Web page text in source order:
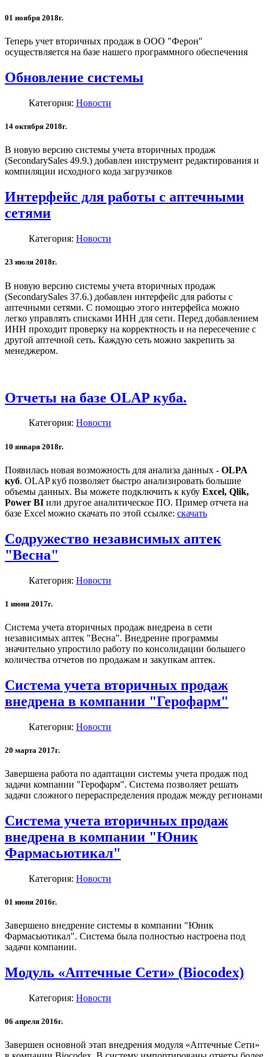
01 ноября 2018г.
Теперь учет вторичных продаж в ООО "Ферон"
осуществляется на базе нашего программного обеспечения
Обновление системы
Категория: Новости
14 октября 2018г.
В новую версию системы учета вторичных продаж
(SecondarySales 49.9.) добавлен инструмент редактирования и
компиляции исходного кода загрузчиков
Интерфейс для работы с аптечными
сетями
Категория: Новости
23 июля 2018г.
В новую версию системы учета вторичных продаж
(SecondarySales 37.6.) добавлен интерфейс для работы с
аптечными сетями. С помощью этого интерфейса можно
легко управлять списками ИНН для сети. Перед добавлением
ИНН проходит проверку на корректность и на пересечение с
другой аптечной сеть. Каждую сеть можно закрепить за
менеджером.
Отчеты на базе OLAP куба.
Категория: Новости
10 января 2018г.
Появилась новая возможность для анализа данных - OLPA
куб. OLAP куб позволяет быстро анализировать большие
объемы данных. Вы можете подключить к кубу Excel, Qlik,
Power BI или другое аналитическое ПО. Пример отчета на
базе Excel можно скачать по этой ссылке: скачать
Содружество независимых аптек
"Весна"
Категория: Новости
1 июня 2017г.
Система учета вторичных продаж внедрена в сети
независимых аптек "Весна". Внедрение программы
значительно упростило работу по консолидации большего
количества отчетов по продажам и закупкам аптек.
Система учета вторичных продаж
внедрена в компании "Герофарм"
Категория: Новости
20 марта 2017г.
Завершена работа по адаптации системы учета продаж под
задачи компании "Герофарм". Система позволяет решать
задачи сложного перераспределения продаж между регионами
Система учета вторичных продаж
внедрена в компании "Юник
Фармасьютикал"
Категория: Новости
01 июня 2016г.
Завершено внедрение системы в компании "Юник
Фармасьютикал". Система была полностью настроена под
задачи компании.
Модуль «Аптечные Сети» (Biocodex)
Категория: Новости
06 апреля 2016г.
Завершен основной этап внедрения модуля «Аптечные Сети»